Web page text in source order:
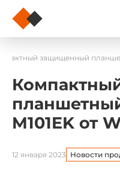
защищенный
M101EK от
12 января 2023 Новости